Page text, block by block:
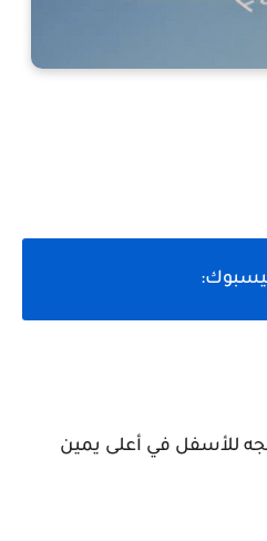
للأسفل في أعلى يمين